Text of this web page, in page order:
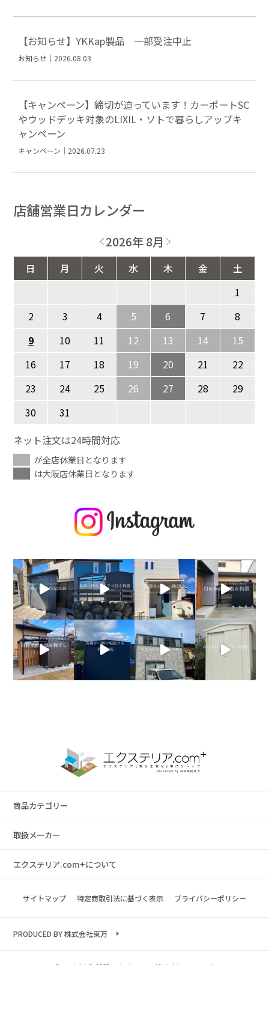
【お知らせ】YKKap製品 一部受注中止
お知らせ｜2026.08.03
【キャンペーン】締切が迫っています！カーポートSC
やウッドデッキ対象のLIXIL・ソトで暮らしアップキ
ャンペーン
キャンペーン｜2026.07.23
店舗営業日カレンダー
2026年 8月
日 月 火 水 木 金
土
1
2
3 4 5 6 7
8
9
10 11 12 13 14
15
16
17 18 19 20 21
22
23
24 25 26 27 28
29
30
31
ネット注文は24時間対応
が全店休業日となります
は大阪店休業日となります
商品カテゴリー
取扱メーカー
エクステリア.com+について
サイトマップ 特定商取引法に基づく表示 プライバシーポリシー
PRODUCED BY 株式会社東万
Copyright © 2023 exterior.com All rights reserved.